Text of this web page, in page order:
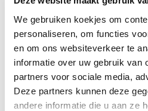
We gebruiken koekjes om
personaliseren, om functies
en om ons websiteverkeer te
informatie over uw gebruik van
partners voor sociale media,
Deze partners kunnen deze
andere informatie die u aan ze
Snapmaster handtang Dot
Klik voor voorraad info
€ 1.245,-
€